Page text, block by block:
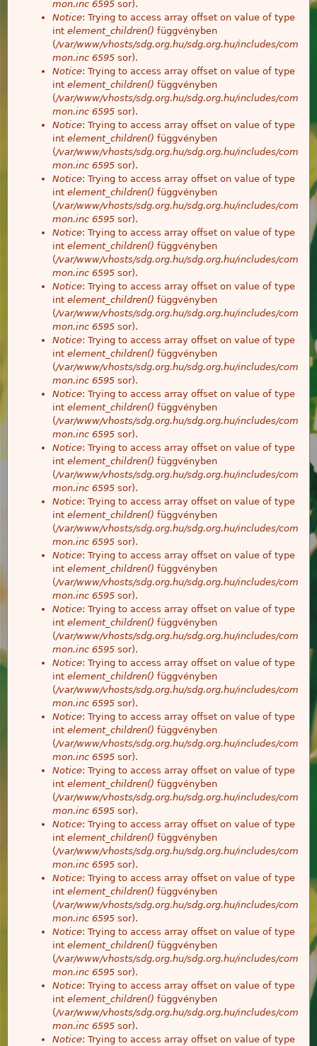
mon.inc 6595 sor).
Notice: Trying to access array offset on value of type
int element_children() függvényben
(/var/www/vhosts/sdg.org.hu/sdg.org.hu/includes/com
mon.inc 6595 sor).
Notice: Trying to access array offset on value of type
int element_children() függvényben
(/var/www/vhosts/sdg.org.hu/sdg.org.hu/includes/com
mon.inc 6595 sor).
Notice: Trying to access array offset on value of type
int element_children() függvényben
(/var/www/vhosts/sdg.org.hu/sdg.org.hu/includes/com
mon.inc 6595 sor).
Notice: Trying to access array offset on value of type
int element_children() függvényben
(/var/www/vhosts/sdg.org.hu/sdg.org.hu/includes/com
mon.inc 6595 sor).
Notice: Trying to access array offset on value of type
int element_children() függvényben
(/var/www/vhosts/sdg.org.hu/sdg.org.hu/includes/com
mon.inc 6595 sor).
Notice: Trying to access array offset on value of type
int element_children() függvényben
(/var/www/vhosts/sdg.org.hu/sdg.org.hu/includes/com
mon.inc 6595 sor).
Notice: Trying to access array offset on value of type
int element_children() függvényben
(/var/www/vhosts/sdg.org.hu/sdg.org.hu/includes/com
mon.inc 6595 sor).
Notice: Trying to access array offset on value of type
int element_children() függvényben
(/var/www/vhosts/sdg.org.hu/sdg.org.hu/includes/com
mon.inc 6595 sor).
Notice: Trying to access array offset on value of type
int element_children() függvényben
(/var/www/vhosts/sdg.org.hu/sdg.org.hu/includes/com
mon.inc 6595 sor).
Notice: Trying to access array offset on value of type
int element_children() függvényben
(/var/www/vhosts/sdg.org.hu/sdg.org.hu/includes/com
mon.inc 6595 sor).
Notice: Trying to access array offset on value of type
int element_children() függvényben
(/var/www/vhosts/sdg.org.hu/sdg.org.hu/includes/com
mon.inc 6595 sor).
Notice: Trying to access array offset on value of type
int element_children() függvényben
(/var/www/vhosts/sdg.org.hu/sdg.org.hu/includes/com
mon.inc 6595 sor).
Notice: Trying to access array offset on value of type
int element_children() függvényben
(/var/www/vhosts/sdg.org.hu/sdg.org.hu/includes/com
mon.inc 6595 sor).
Notice: Trying to access array offset on value of type
int element_children() függvényben
(/var/www/vhosts/sdg.org.hu/sdg.org.hu/includes/com
mon.inc 6595 sor).
Notice: Trying to access array offset on value of type
int element_children() függvényben
(/var/www/vhosts/sdg.org.hu/sdg.org.hu/includes/com
mon.inc 6595 sor).
Notice: Trying to access array offset on value of type
int element_children() függvényben
(/var/www/vhosts/sdg.org.hu/sdg.org.hu/includes/com
mon.inc 6595 sor).
Notice: Trying to access array offset on value of type
int element_children() függvényben
(/var/www/vhosts/sdg.org.hu/sdg.org.hu/includes/com
mon.inc 6595 sor).
Notice: Trying to access array offset on value of type
int element_children() függvényben
(/var/www/vhosts/sdg.org.hu/sdg.org.hu/includes/com
mon.inc 6595 sor).
Notice: Trying to access array offset on value of type
int element_children() függvényben
(/var/www/vhosts/sdg.org.hu/sdg.org.hu/includes/com
mon.inc 6595 sor).
Notice: Trying to access array offset on value of type